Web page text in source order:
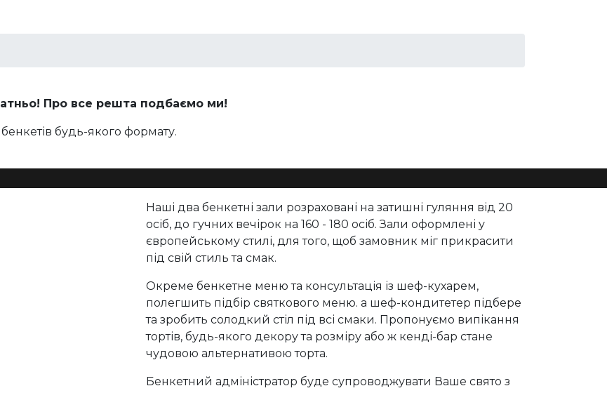
Про все решта подбаємо ми!
будь-якого формату.
Наші два бенкетні зали розраховані на затишні гуляння від 20
осіб, до гучних вечірок на 160 - 180 осіб. Зали оформлені у
європейському стилі, для того, щоб замовник міг прикрасити
під свій стиль та смак.
Окреме бенкетне меню та консультація із шеф-кухарем,
полегшить підбір святкового меню. а шеф-кондитетер підбере
та зробить солодкий стіл під всі смаки. Пропонуємо випікання
тортів, будь-якого декору та розміру або ж кенді-бар стане
чудовою альтернативою торта.
Бенкетний адміністратор буде супроводжувати Ваше свято з